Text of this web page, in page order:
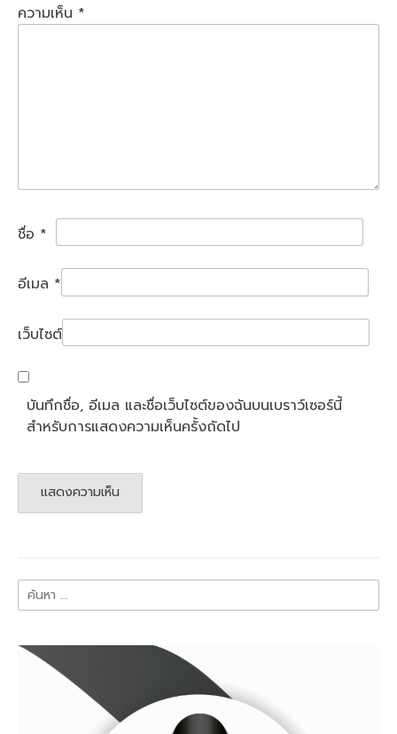
ความเห็น *
ชื่อ *
อีเมล *
เว็บไซต์
บันทึกชื่อ, อีเมล และชื่อเว็บไซต์ของฉันบนเบราว์เซอร์นี้
สำหรับการแสดงความเห็นครั้งถัดไป
ค้นหา
สำหรับ: